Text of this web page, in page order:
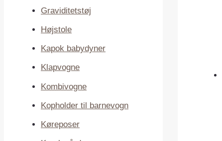
Graviditetstøj
Højstole
Kapok babydyner
Klapvogne
Kombivogne
Kopholder til barnevogn
Køreposer